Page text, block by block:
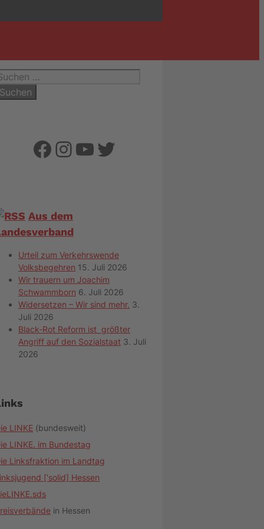
Facebook
Instagram
YouTube
Twitter
Aus dem
Urteil zum Verkehrswende
Volksbegehren 15. Juli 2026
Wir trauern um Joachim
Schwammborn 6. Juli 2026
Widersetzen – Wir sind mehr. 3.
Juli 2026
Black-Rot Reform ist größter
Angriff auf den Sozialstaat 3. Juli
2026
LINKE (bundesweit)
LINKE. im Bundestag
Linksfraktion im Landtag
['solid] Hessen
in Hessen